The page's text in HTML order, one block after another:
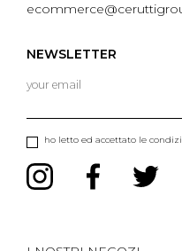
NEWSLETTER
ho letto ed accettato le